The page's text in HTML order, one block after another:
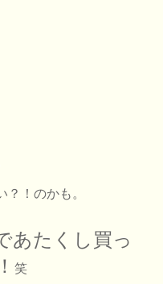
？！のかも。
あたくし買っ
笑